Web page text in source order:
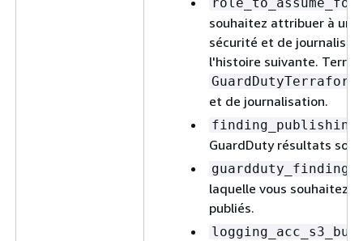
souhaitez attribuer à un
sécurité et de
l'histoire suivante.
et de journalisation.
GuardDuty résultats
laquelle vous souhaitez
publiés.